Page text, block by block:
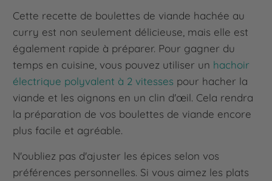
Cette recette de boulettes de viande hachée au
curry est non seulement délicieuse, mais elle est
également rapide à préparer. Pour gagner du
temps en cuisine, vous pouvez utiliser un hachoir
électrique polyvalent à 2 vitesses pour hacher la
viande et les oignons en un clin d'œil. Cela rendra
la préparation de vos boulettes de viande encore
plus facile et agréable.
N'oubliez pas d'ajuster les épices selon vos
préférences personnelles. Si vous aimez les plats